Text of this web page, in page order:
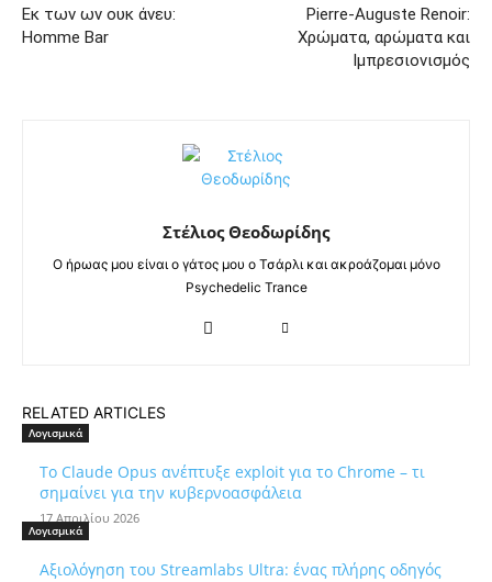
Εκ των ων ουκ άνευ:
Homme Bar
Pierre-Auguste Renoir:
Χρώματα, αρώματα και
Ιμπρεσιονισμός
Στέλιος Θεοδωρίδης
Ο ήρωας μου είναι ο γάτος μου ο Τσάρλι και ακροάζομαι μόνο
Psychedelic Trance
RELATED ARTICLES
Λογισμικά
Το Claude Opus ανέπτυξε exploit για το Chrome – τι
σημαίνει για την κυβερνοασφάλεια
17 Απριλίου 2026
Λογισμικά
Αξιολόγηση του Streamlabs Ultra: ένας πλήρης οδηγός